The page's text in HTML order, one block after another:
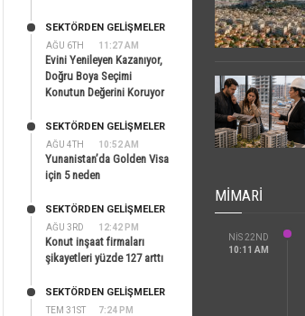
AĞU 6TH 11:27 AM
SEKTÖRDEN GELIŞMELER
Evini Yenileyen Kazanıyor,
Doğru Boya Seçimi
Konutun Değerini Koruyor
AĞU 4TH 10:52 AM
SEKTÖRDEN GELIŞMELER
Yunanistan’da Golden Visa
için 5 neden
AĞU 3RD 12:42 PM
SEKTÖRDEN GELIŞMELER
Konut inşaat firmaları
şikayetleri yüzde 127 arttı
TEM 31ST 7:24 PM
SEKTÖRDEN GELIŞMELER
MIMARI
NIS 22ND
10:11 AM